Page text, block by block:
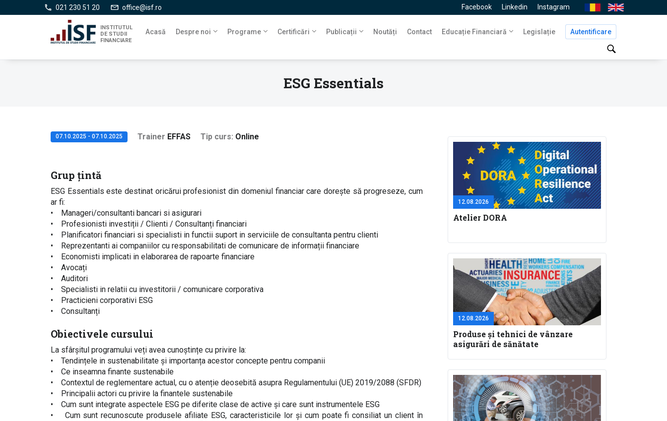
la
021 230 51 20 office@isf.ro Facebook Linkedin Instagram En
INSTITUTUL
DE STUDII
FINANCIARE
Navigare
principală
Acasă Despre noi Programe Certificări Publicații Noutăți Contact Educație Financiară Legislație Autentificare
ESG Essentials
07.10.2025 - 07.10.2025 Trainer EFFAS Tip curs Online
Grup țintă
ESG Essentials este destinat oricărui profesionist din domeniul financiar care dorește să progreseze, cum
ar fi:
• Manageri/consultanti bancari si asigurari
• Profesionisti investiții / Clienti / Consultanți financiari
• Planificatori financiari si specialisti in functii suport in serviciile de consultanta pentru clienti
• Reprezentanti ai companiilor cu responsabilitati de comunicare de informații financiare
• Economisti implicati in elaborarea de rapoarte financiare
• Avocați
• Auditori
• Specialisti in relatii cu investitorii / comunicare corporativa
• Practicieni corporativi ESG
• Consultanți
Obiectivele cursului
La sfârșitul programului veți avea cunoștințe cu privire la:
• Tendințele in sustenabilitate și importanța acestor concepte pentru companii
• Ce inseamna finante sustenabile
• Contextul de reglementare actual, cu o atenție deosebită asupra Regulamentului (UE) 2019/2088 (SFDR)
• Principalii actori cu privire la finantele sustenabile
• Cum sunt integrate aspectele ESG pe diferite clase de active și care sunt instrumentele ESG
• Cum sunt recunoscute produsele afiliate ESG, caracteristicile lor și cum poate fi consiliat un client în
12.08.2026
Atelier DORA
12.08.2026
Produse și tehnici de vânzare
asigurări de sănătate